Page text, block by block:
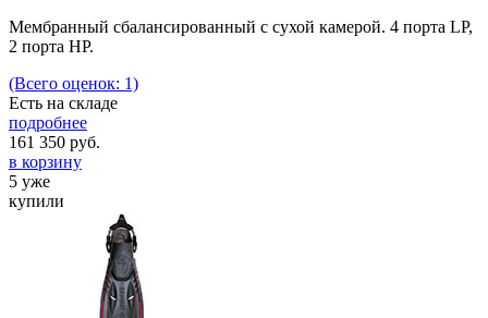
Мембранный сбалансированный с сухой камерой. 4 порта LP,
2 порта HP.
(Всего оценок: 1)
Есть на складе
подробнее
161 350 руб.
в корзину
5 уже
купили